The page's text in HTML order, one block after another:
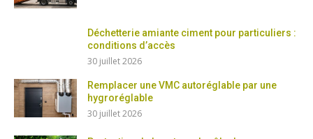
Déchetterie amiante ciment pour particuliers :
conditions d’accès
30 juillet 2026
Remplacer une VMC autoréglable par une
hygroréglable
30 juillet 2026